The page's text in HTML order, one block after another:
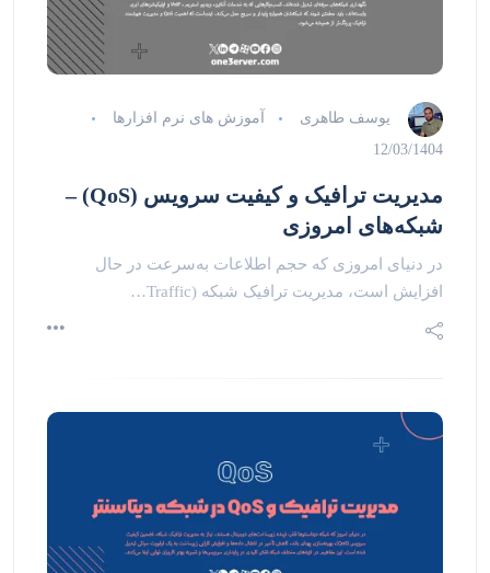
یوسف طاهری
آموزش های نرم افزارها
12/03/1404
مدیریت ترافیک و کیفیت سرویس (QoS) –
شبکه‌های امروزی
در دنیای امروزی که حجم اطلاعات به‌سرعت در حال
افزایش است، مدیریت ترافیک شبکه (Traffic…